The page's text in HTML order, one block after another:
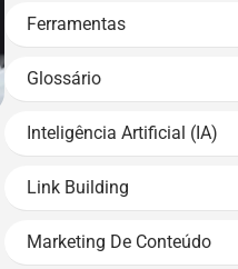
Ferramentas
Glossário
Inteligência Artificial (IA)
Link Building
Marketing De Conteúdo